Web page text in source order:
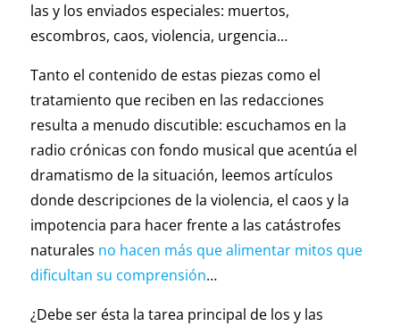
las y los enviados especiales: muertos,
escombros, caos, violencia, urgencia…
Tanto el contenido de estas piezas como el
tratamiento que reciben en las redacciones
resulta a menudo discutible: escuchamos en la
radio crónicas con fondo musical que acentúa el
dramatismo de la situación, leemos artículos
donde descripciones de la violencia, el caos y la
impotencia para hacer frente a las catástrofes
naturales no hacen más que alimentar mitos que
dificultan su comprensión…
¿Debe ser ésta la tarea principal de los y las